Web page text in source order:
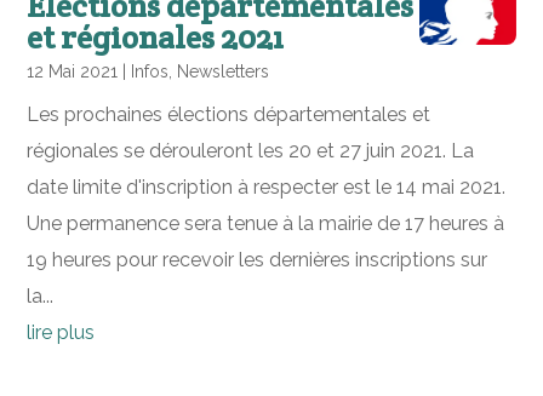
et régionales 2021
12 Mai 2021 Infos Newsletters
Les prochaines élections départementales et
régionales se dérouleront les 20 et 27 juin 2021. La
date limite d'inscription à respecter est le 14 mai 2021.
Une permanence sera tenue à la mairie de 17 heures à
19 heures pour recevoir les dernières inscriptions sur
la...
lire plus